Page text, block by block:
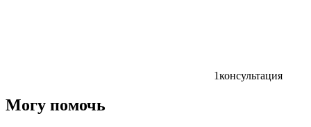
1консультация
Могу помочь